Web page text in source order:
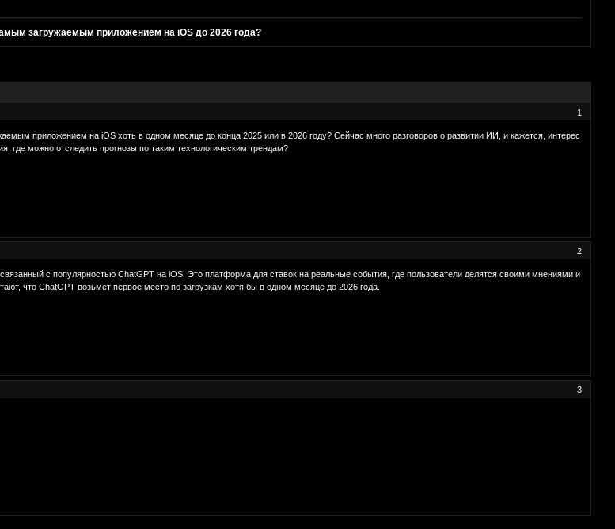
загружаемым приложением на iOS до 2026 года?
1
приложением на iOS хоть в одном месяце до конца 2025 или в 2026 году? Сейчас много разговоров о развитии ИИ, и кажется, интерес
где можно отследить прогнозы по таким технологическим трендам?
2
связанный с популярностью ChatGPT на iOS. Это платформа для ставок на реальные события, где пользователи делятся своими мнениями и
что ChatGPT возьмёт первое место по загрузкам хотя бы в одном месяце до 2026 года.
3